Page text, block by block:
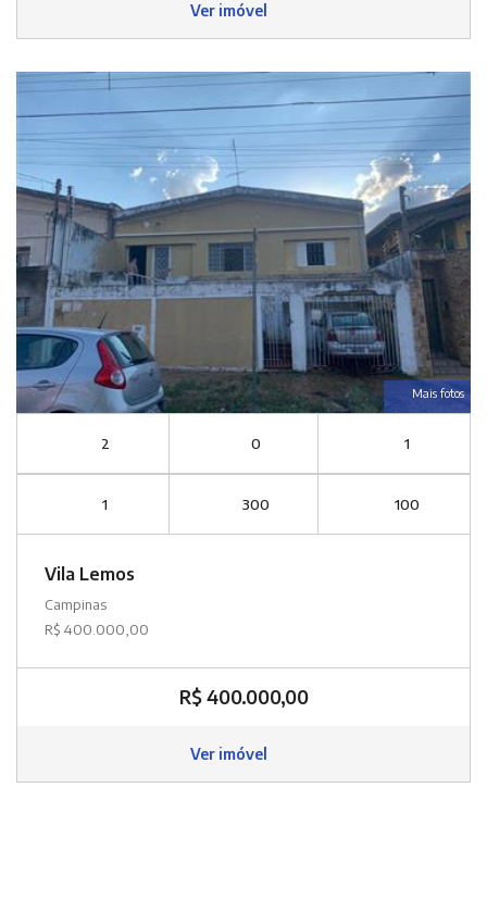
Ver imóvel
Mais fotos
2 0 1
1 300 100
Vila Lemos
Campinas
R$ 400.000,00
R$ 400.000,00
Ver imóvel